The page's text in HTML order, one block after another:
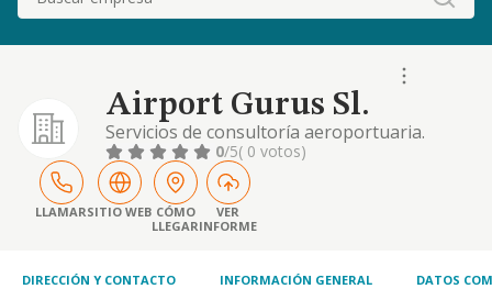
Airport Gurus Sl.
Servicios de consultoría aeroportuaria.
0/5( 0 votos)
LLAMARSITIO WEB CÓMO
LLEGAR
VER
INFORME
DIRECCIÓN Y CONTACTO INFORMACIÓN GENERAL DATOS